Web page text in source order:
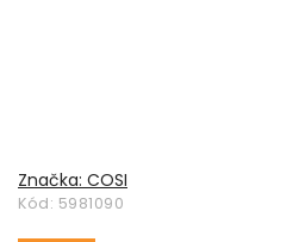
Značka: COSI
Kód: 5981090